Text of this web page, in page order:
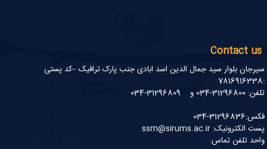
Contact us
سیرجان بلوار سید جمال الدین اسد ابادی جنب پارک ترافیک –کد پستی
:7816916338
تلفن: 31296800-034 و 31296809-034
فکس:31296836-034
پست الکترونیک: ssm@sirums.ac.ir
واحد تلفن تماس: